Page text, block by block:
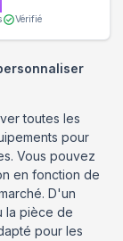
Vérifié
toutes les
pour
Vous pouvez
en fonction de
D'un
la pièce de
pour les